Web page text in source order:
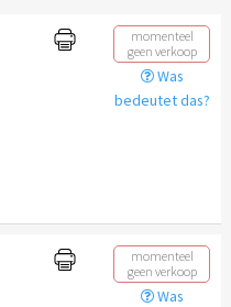
momenteel
geen verkoop
Was
bedeutet das?
momenteel
geen verkoop
Was